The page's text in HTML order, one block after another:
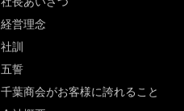
経営理念
社訓
五誓
千葉商会がお客様に誇れること